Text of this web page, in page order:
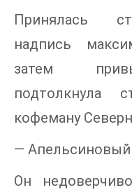
Принялась
надпись
затем
подтолкнула
кофеману
— Апельсиновый
Он